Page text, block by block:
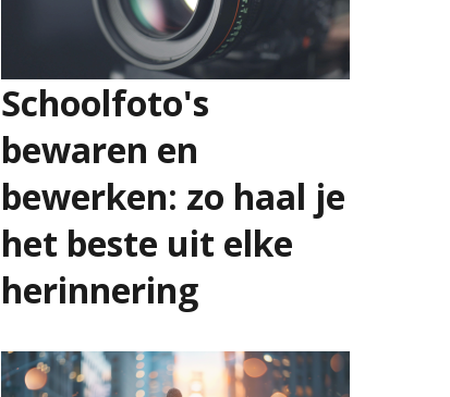
Schoolfoto's
bewaren en
bewerken: zo haal je
het beste uit elke
herinnering